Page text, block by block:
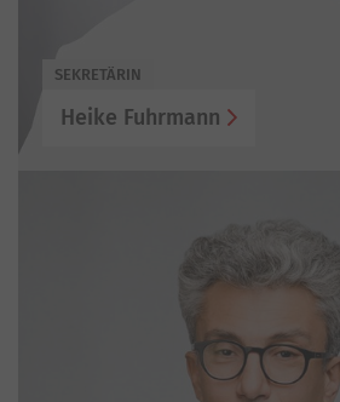
SEKRETÄRIN
Heike Fuhrmann